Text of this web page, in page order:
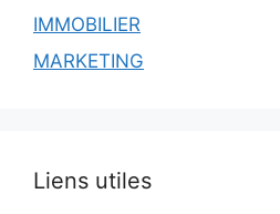
IMMOBILIER
MARKETING
Liens utiles